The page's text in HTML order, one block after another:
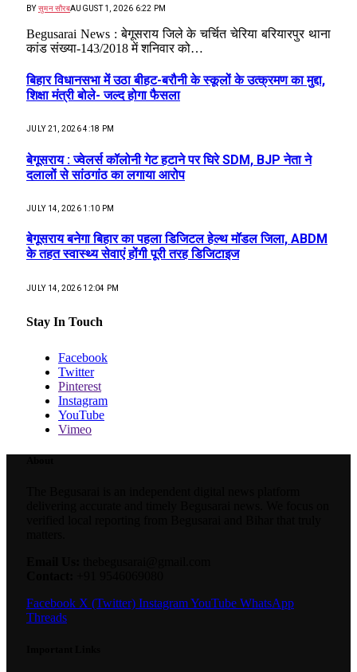
BY सुमन सौरबAUGUST 1, 2026 6:22 PM
Begusarai News : बेगूसराय जिले के चर्चित चेरिया बरियारपुर थाना
कांड संख्या-143/2018 में शनिवार को…
बिहार विधानसभा में उठा बीहट-बरौनी के स्कूलों के उत्क्रमण का मुद्दा,
शिक्षा मंत्री बोले- जल्द होगा फैसला
JULY 21, 2026 4:18 PM
बेगूसराय : ज्वेलर्स कॉलोनी गेट हटाने पर घिरे SDM, BJP नेता ने
दलालों से सांठगांठ का लगाया आरोप
JULY 14, 2026 1:10 PM
बेगूसराय बनेगा बिहार का पहला डिजिटल हेल्थ मॉडल जिला, ABDM
के तहत स्वास्थ्य सेवाएं होंगी पूरी तरह डिजिटाइज
JULY 14, 2026 12:04 PM
Stay In Touch
Facebook
Twitter
Pinterest
Instagram
YouTube
Vimeo
Facebook X (Twitter) InstagramYouTube WhatsApp
Threads